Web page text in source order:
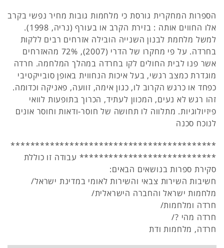
הספרות המחקרית גורסת כי מלחמות גובות מחיר נפשי בקרב
אלו החווים אותה : בזירת הקרב או בעורף (נריה, 1998).
למשל מלחמת לבנון השנייה הובילה אזרחים רבים ללקות
בחרדה. על פי מחקרו של הדרי (2007), 72% מהאזרחים
אשר פנו לבית החולים לקו בחרדה במהלך המלחמה. חרדה
מוגדרת כמצב רגשי, בעל איכות הנחווית באופן סובייקטיבי
כפחד או כרגש הקרוב לו, כגון אימה, זוועה, פאניקה וכדומה.
זהו רגש לא נעים, המכוון לעתיד, הכרוך בתופעות לוואי
פיזיולוגיות. מתלווה לו תחושה של חוסר-ודאות וחוסר אונים
לנוכח סכנה
******************************************
**************************** עבודה זו כוללת
סקירת ספרות בנושאים הבאים:
חשיבות השירות צבאי והשירות לאומי במדינת ישראל/
מלחמות ישראל והחברה הישראלית/
חרדה ומלחמות/
חרדה מהי ?/
חרדה, מלחמות ודת